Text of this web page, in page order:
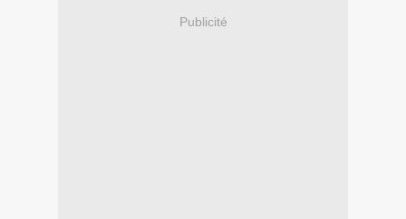
Publicité